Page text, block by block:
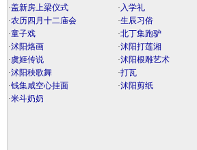
·盖新房上梁仪式 · 入学礼
·农历四月十二庙会 ·生辰习俗
·童子戏 ·北丁集跑驴
·沭阳烙画 ·沭阳打莲湘
·虞姬传说 ·沭阳根雕艺术
·沭阳秧歌舞 ·打瓦
·钱集咸空心挂面 ·沭阳剪纸
·米斗奶奶